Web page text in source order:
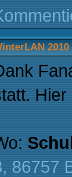
2010
86757